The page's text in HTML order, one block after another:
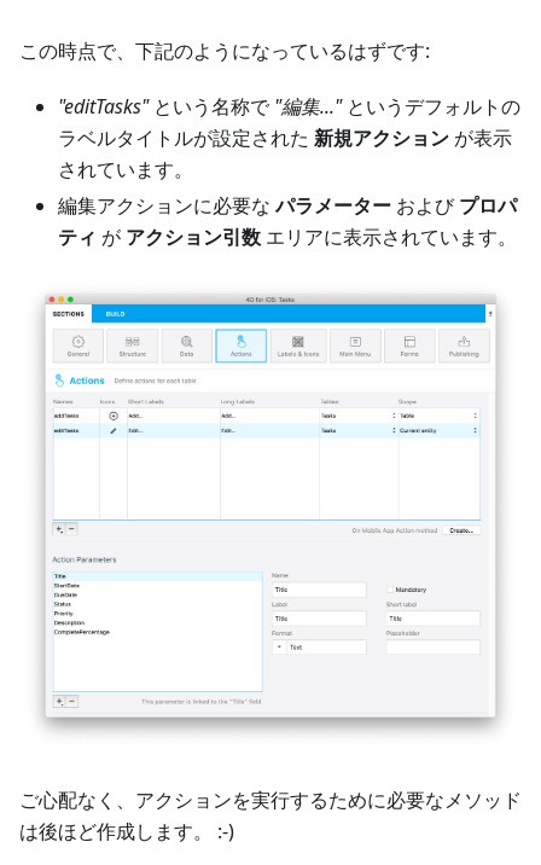
この時点で、下記のようになっているはずです:
"editTasks"という名称で"編集..."というデフォルトの
ラベルタイトルが設定された 新規アクション が表示
されています。
編集アクションに必要なパラメーター およびプロパ
ティ が アクション引数 エリアに表示されています。
ご心配なく、アクションを実行するために必要なメソッド
は後ほど作成します。 :-)